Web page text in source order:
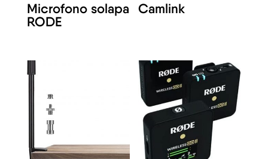
Microfono solapa
RODE
Camlink